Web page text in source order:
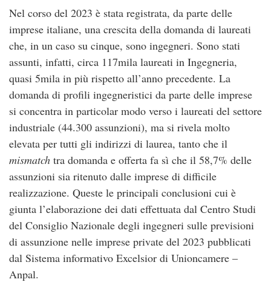
Nel corso del 2023 è stata registrata, da parte delle
imprese italiane, una crescita della domanda di laureati
che, in un caso su cinque, sono ingegneri. Sono stati
assunti, infatti, circa 117mila laureati in Ingegneria,
quasi 5mila in più rispetto all’anno precedente. La
domanda di profili ingegneristici da parte delle imprese
si concentra in particolar modo verso i laureati del settore
industriale (44.300 assunzioni), ma si rivela molto
elevata per tutti gli indirizzi di laurea, tanto che il
mismatch tra domanda e offerta fa sì che il 58,7% delle
assunzioni sia ritenuto dalle imprese di difficile
realizzazione. Queste le principali conclusioni cui è
giunta l’elaborazione dei dati effettuata dal Centro Studi
del Consiglio Nazionale degli ingegneri sulle previsioni
di assunzione nelle imprese private del 2023 pubblicati
dal Sistema informativo Excelsior di Unioncamere –
Anpal.